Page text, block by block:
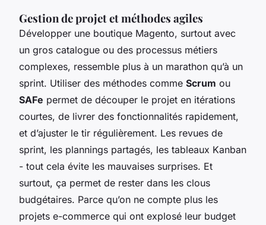
Gestion de projet et méthodes agiles
Développer une boutique Magento, surtout avec
un gros catalogue ou des processus métiers
complexes, ressemble plus à un marathon qu’à un
sprint. Utiliser des méthodes comme Scrum ou
SAFe permet de découper le projet en itérations
courtes, de livrer des fonctionnalités rapidement,
et d’ajuster le tir régulièrement. Les revues de
sprint, les plannings partagés, les tableaux Kanban
- tout cela évite les mauvaises surprises. Et
surtout, ça permet de rester dans les clous
budgétaires. Parce qu’on ne compte plus les
projets e-commerce qui ont explosé leur budget